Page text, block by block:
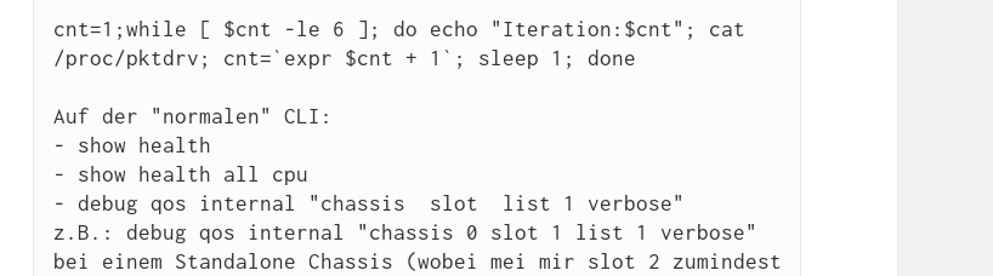
cnt=1;while [ $cnt -le 6 ]; do echo "Iteration:$cnt"; cat
/proc/pktdrv; cnt=`expr $cnt + 1`; sleep 1; done
Auf der "normalen" CLI:
- show health
- show health all cpu
- debug qos internal "chassis
slot
list 1 verbose"
z.B.: debug qos internal "chassis 0 slot 1 list 1 verbose"
bei einem Standalone Chassis (wobei mei mir slot 2 zumindest